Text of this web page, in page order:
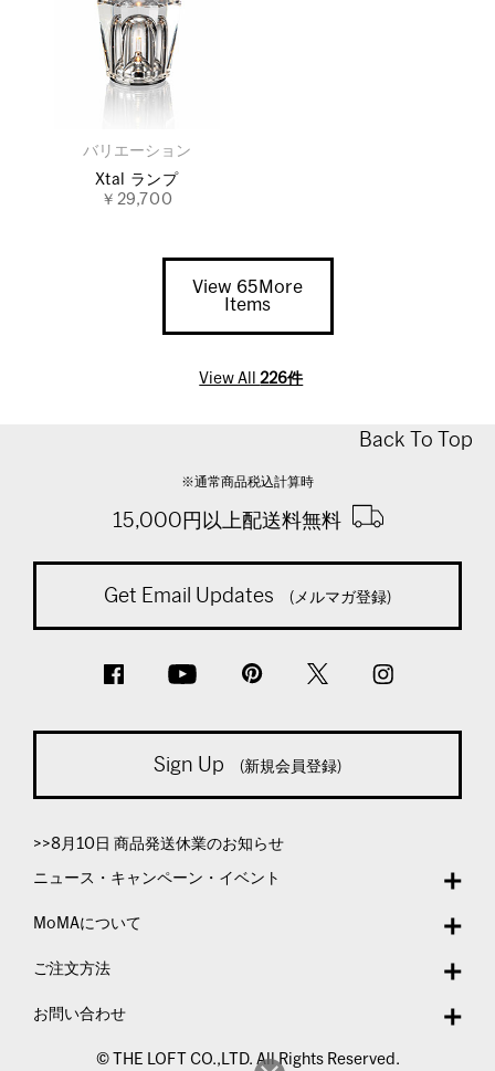
バリエーション
Xtal ランプ
￥29,700
View 65More
Items
View All226件
Back To Top
※通常商品税込計算時
15,000円以上配送料無料
Get Email Updates (メルマガ登録)
Sign Up (新規会員登録)
>>8月10日 商品発送休業のお知らせ
ニュース・キャンペーン・イベント
MoMAについて
ご注文方法
お問い合わせ
© THE LOFT CO.,LTD. All Rights Reserved.